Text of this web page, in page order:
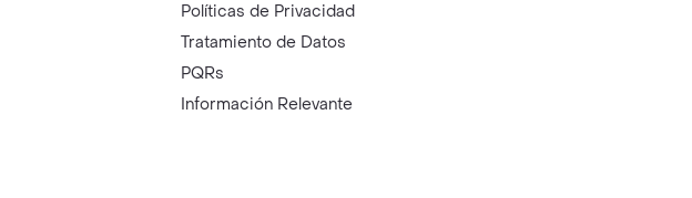
Políticas de Privacidad
Tratamiento de Datos
PQRs
Información Relevante